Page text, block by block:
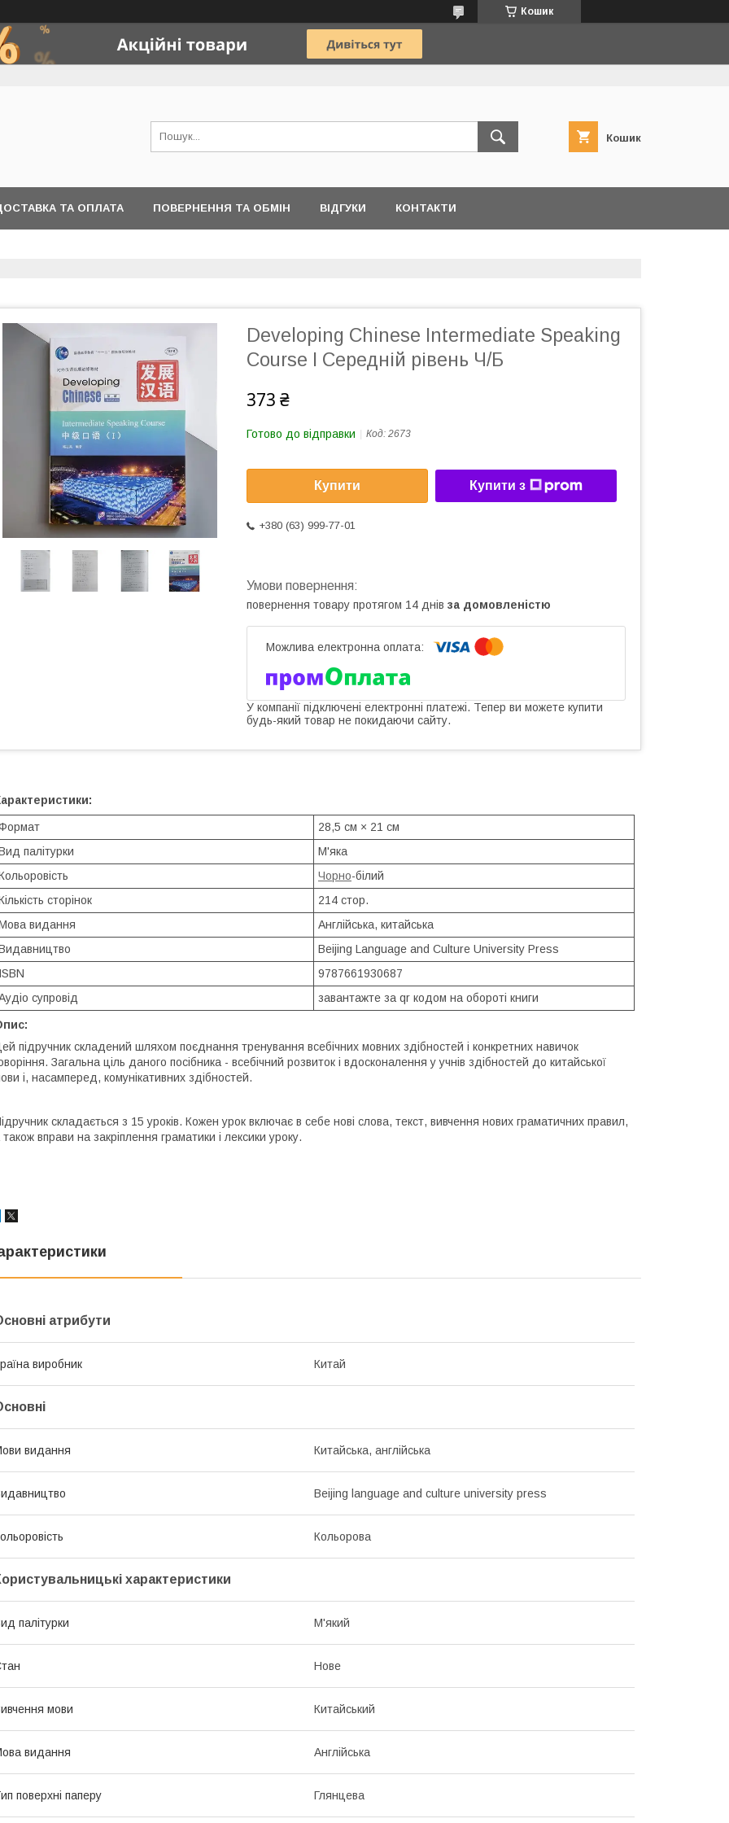
Кошик
Кошик
ТА ОПЛАТА ПОВЕРНЕННЯ ТА ОБМІН ВІДГУКИ КОНТАКТИ
Developing Chinese Intermediate Speaking
Course I Середній рівень Ч/Б
373 ₴
Готово до відправки Код: 2673
Купити Купити з
+380 (63) 999-77-01
повернення товару протягом 14 днів за домовленістю
У компанії підключені електронні платежі. Тепер ви можете купити
будь-який товар не покидаючи сайту.
28,5 см × 21 см
палітурки
М'яка
Чорно-білий
сторінок
214 стор.
видання
Англійська, китайська
Beijing Language and Culture University Press
ISBN
9787661930687
супровід
завантажте за qr кодом на обороті книги
підручник складений шляхом поєднання тренування всебічних мовних здібностей і конкретних навичок
Загальна ціль даного посібника - всебічний розвиток і вдосконалення у учнів здібностей до китайської
і, насамперед, комунікативних здібностей.
складається з 15 уроків. Кожен урок включає в себе нові слова, текст, вивчення нових граматичних правил,
також вправи на закріплення граматики і лексики уроку.
атрибути
виробник Китай
видання Китайська, англійська
Beijing language and culture university press
Кольорова
характеристики
палітурки М'який
Нове
мови Китайський
видання Англійська
поверхні паперу Глянцева